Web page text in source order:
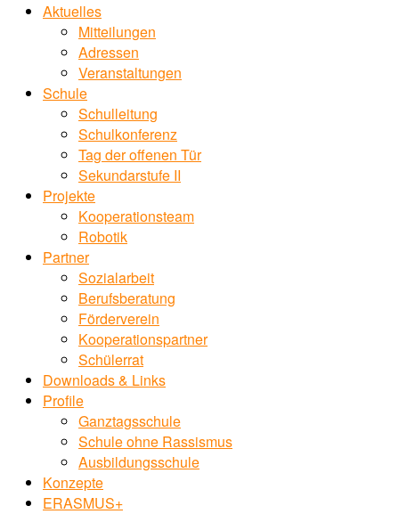
Aktuelles
Mitteilungen
Adressen
Veranstaltungen
Schule
Schulleitung
Schulkonferenz
Tag der offenen Tür
Sekundarstufe II
Projekte
Kooperationsteam
Robotik
Partner
Sozialarbeit
Berufsberatung
Förderverein
Kooperationspartner
Schülerrat
Downloads & Links
Profile
Ganztagsschule
Schule ohne Rassismus
Ausbildungsschule
Konzepte
ERASMUS+